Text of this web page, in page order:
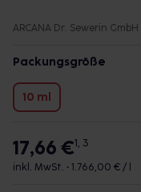
ARCANA Dr. Sewerin GmbH
Packungsgröße
10 ml
17,66 €1, 3
inkl. MwSt. • 1.766,00 € / l